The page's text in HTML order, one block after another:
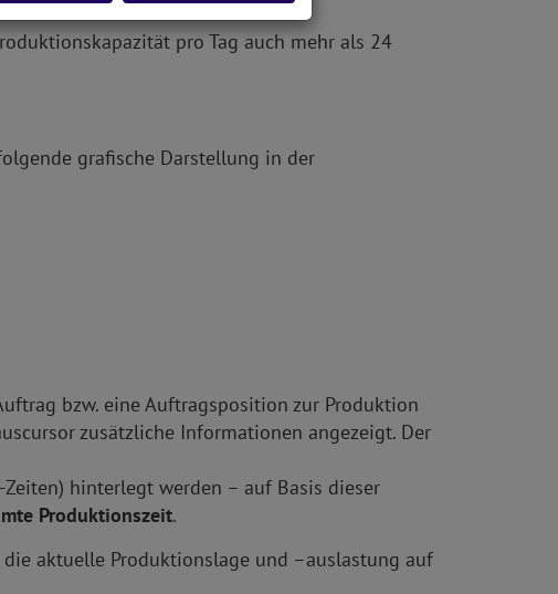
pro Tag auch mehr als 24
grafische Darstellung in der
bzw. eine Auftragsposition zur Produktion
zusätzliche Informationen angezeigt. Der
hinterlegt werden – auf Basis dieser
Produktionszeit.
aktuelle Produktionslage und –auslastung auf